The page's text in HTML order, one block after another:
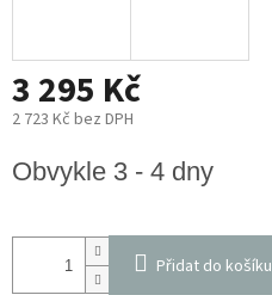
3 295 Kč
2 723 Kč bez DPH
cena:
Obvykle 3 - 4 dny
Přidat do košíku